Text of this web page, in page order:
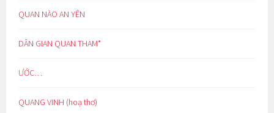
QUAN NÀO AN YÊN
DÂN GIAN QUAN THAM*
ƯỚC…
QUANG VINH (hoạ thơ)